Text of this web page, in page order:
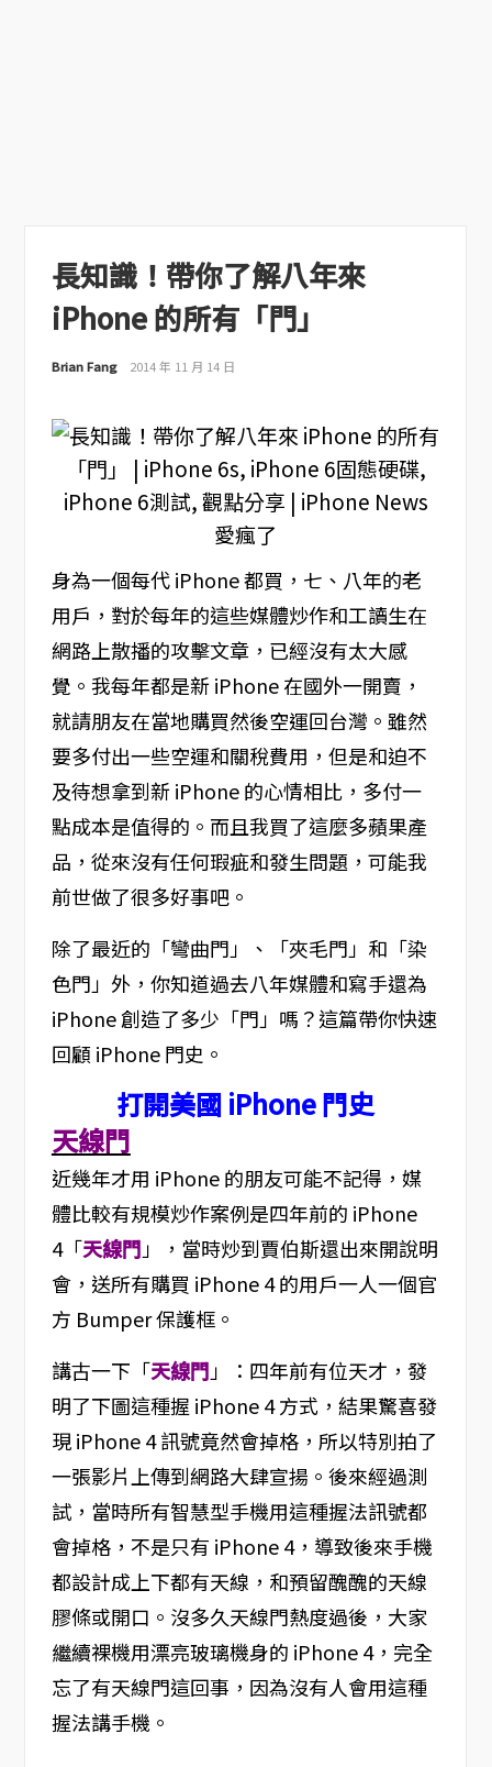
長知識！帶你了解八年來
iPhone 的所有「門」
Brian Fang 2014 年 11 月 14 日
身為一個每代 iPhone 都買，七、八年的老
用戶，對於每年的這些媒體炒作和工讀生在
網路上散播的攻擊文章，已經沒有太大感
覺。我每年都是新 iPhone 在國外一開賣，
就請朋友在當地購買然後空運回台灣。雖然
要多付出一些空運和關稅費用，但是和迫不
及待想拿到新 iPhone 的心情相比，多付一
點成本是值得的。而且我買了這麼多蘋果產
品，從來沒有任何瑕疵和發生問題，可能我
前世做了很多好事吧。
除了最近的「彎曲門」、「夾毛門」和「染
色門」外，你知道過去八年媒體和寫手還為
iPhone 創造了多少「門」嗎？這篇帶你快速
回顧 iPhone 門史。
打開美國 iPhone 門史
天線門
近幾年才用 iPhone 的朋友可能不記得，媒
體比較有規模炒作案例是四年前的 iPhone
4「天線門」，當時炒到賈伯斯還出來開說明
會，送所有購買 iPhone 4 的用戶一人一個官
方 Bumper 保護框。
講古一下「天線門」：四年前有位天才，發
明了下圖這種握 iPhone 4 方式，結果驚喜發
現 iPhone 4 訊號竟然會掉格，所以特別拍了
一張影片上傳到網路大肆宣揚。後來經過測
試，當時所有智慧型手機用這種握法訊號都
會掉格，不是只有 iPhone 4，導致後來手機
都設計成上下都有天線，和預留醜醜的天線
膠條或開口。沒多久天線門熱度過後，大家
繼續裸機用漂亮玻璃機身的 iPhone 4，完全
忘了有天線門這回事，因為沒有人會用這種
握法講手機。